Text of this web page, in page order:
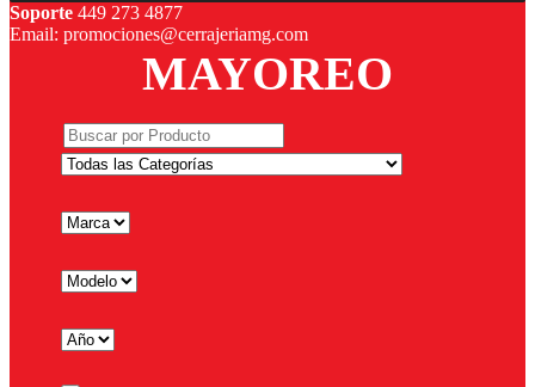
Soporte 449 273 4877
Email: promociones@cerrajeriamg.com
MAYOREO